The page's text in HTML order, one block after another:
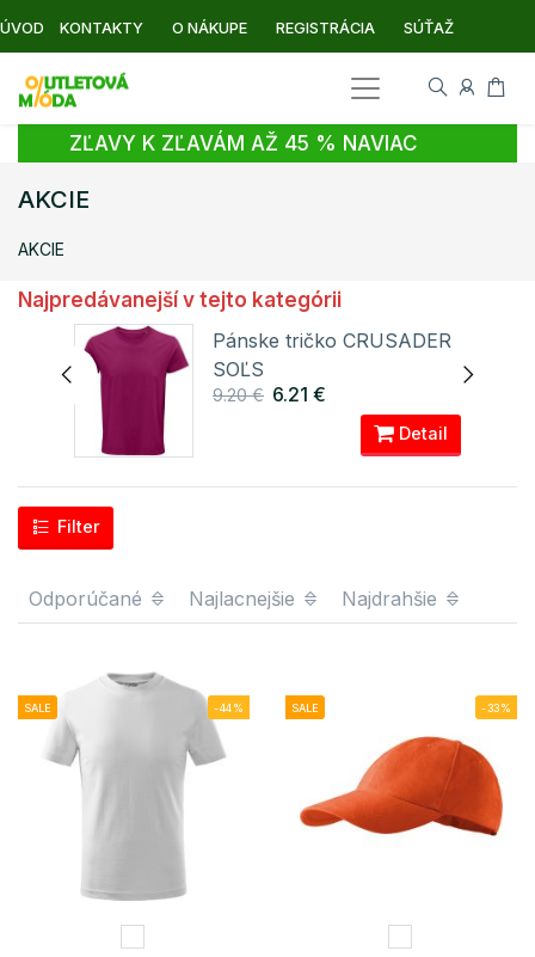
ÚVOD KONTAKTY O NÁKUPE REGISTRÁCIA SÚŤAŽ
ZĽAVY K ZĽAVÁM AŽ 45 % NAVIAC
AKCIE
AKCIE
Najpredávanejší v tejto kategórii
Pánske tričko CRUSADER
SOĽS
9.20 € 6.21 €
Detail
Filter
Odporúčané Najlacnejšie Najdrahšie
SALE -44% SALE -33%